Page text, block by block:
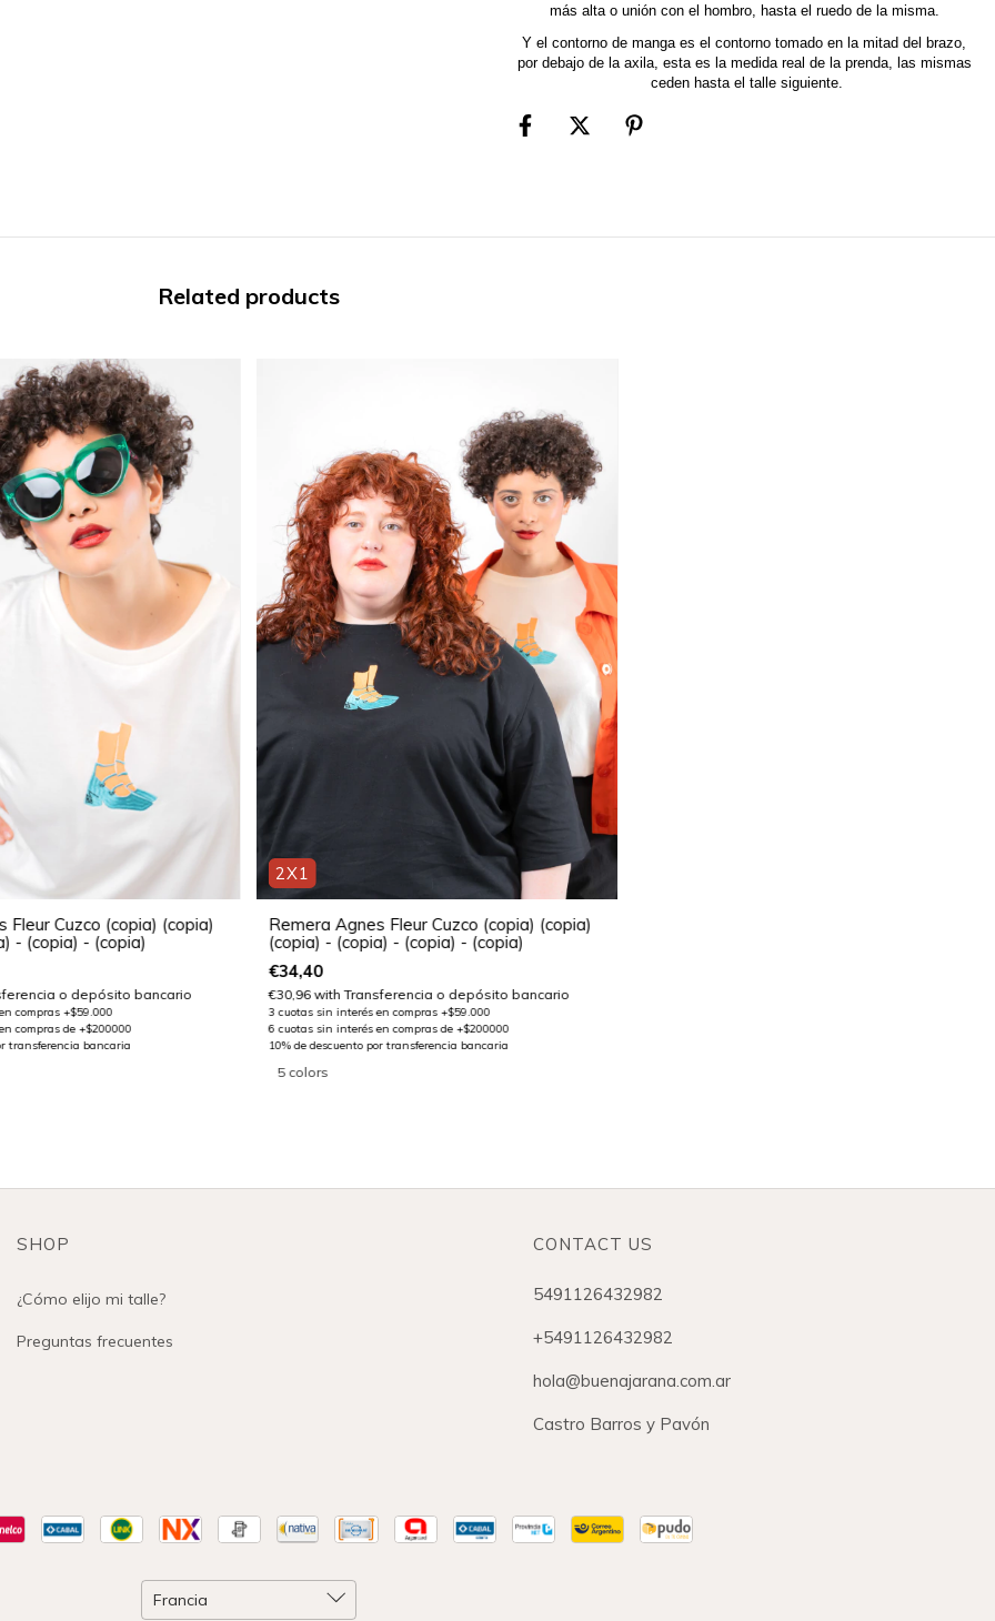
más alta o unión con el hombro, hasta el ruedo de la misma.
Y el contorno de manga es el contorno tomado en la mitad del brazo,
por debajo de la axila, esta es la medida real de la prenda, las mismas
ceden hasta el talle siguiente.
Related products
Fleur Cuzco (copia) (copia)
- (copia) - (copia)
o depósito bancario
2X1
Remera Agnes Fleur Cuzco (copia) (copia)
(copia) - (copia) - (copia) - (copia)
€34,40
€30,96with Transferencia o depósito bancario
5 colors
SHOP
¿Cómo elijo mi talle?
Preguntas frecuentes
CONTACT US
5491126432982
+5491126432982
hola@buenajarana.com.ar
Castro Barros y Pavón